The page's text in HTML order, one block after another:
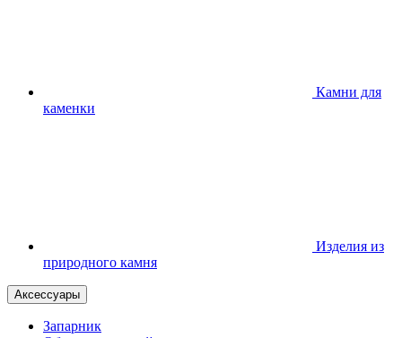
Камни для
каменки
Изделия из
природного камня
Аксессуары
Запарник